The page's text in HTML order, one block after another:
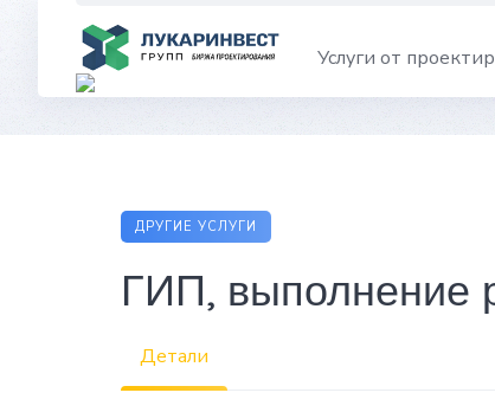
Услуги от
ДРУГИЕ УСЛУГИ
ГИП, выполнение
Детали